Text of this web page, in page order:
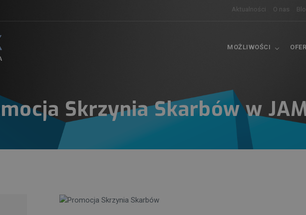
Aktualności O nas
MOŻLIWOŚCI
Skrzynia Skarbów w